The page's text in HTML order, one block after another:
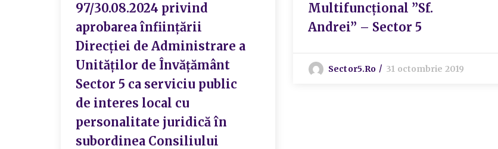
97/30.08.2024 privind
aprobarea înființării
Direcției de Administrare a
Unităților de Învățământ
Sector 5 ca serviciu public
de interes local cu
personalitate juridică în
subordinea Consiliului
Multifuncțional ”Sf.
Andrei” – Sector 5
Sector5.ro 31 octombrie 2019